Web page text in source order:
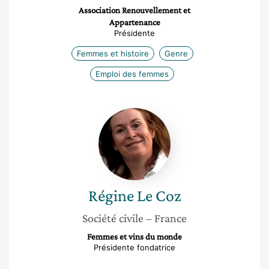
Association Renouvellement et
Appartenance
Présidente
Femmes et histoire Genre
Emploi des femmes
Régine
Le
Coz
Régine Le Coz
Société civile – France
Femmes et vins du monde
Présidente fondatrice